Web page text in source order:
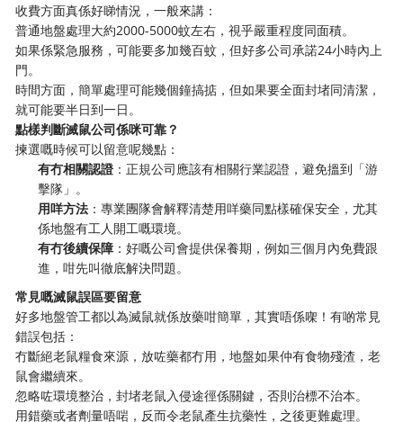
收費方面真係好睇情況，一般來講：
普通地盤處理大約2000-5000蚊左右，視乎嚴重程度同面積。
如果係緊急服務，可能要多加幾百蚊，但好多公司承諾24小時內上
門。
時間方面，簡單處理可能幾個鐘搞掂，但如果要全面封堵同清潔，
就可能要半日到一日。
點樣判斷滅鼠公司係咪可靠？
揀選嘅時候可以留意呢幾點：
有冇相關認證 ：正規公司應該有相關行業認證，避免搵到「游
擊隊」。
用咩方法 ：專業團隊會解釋清楚用咩藥同點樣確保安全，尤其
係地盤有工人開工嘅環境。
有冇後續保障 ：好嘅公司會提供保養期，例如三個月內免費跟
進，咁先叫徹底解決問題。
常見嘅滅鼠誤區要留意
好多地盤管工都以為滅鼠就係放藥咁簡單，其實唔係㗎！有啲常見
錯誤包括：
冇斷絕老鼠糧食來源，放咗藥都冇用，地盤如果仲有食物殘渣，老
鼠會繼續來。
忽略咗環境整治，封堵老鼠入侵途徑係關鍵，否則治標不治本。
用錯藥或者劑量唔啱，反而令老鼠產生抗藥性，之後更難處理。